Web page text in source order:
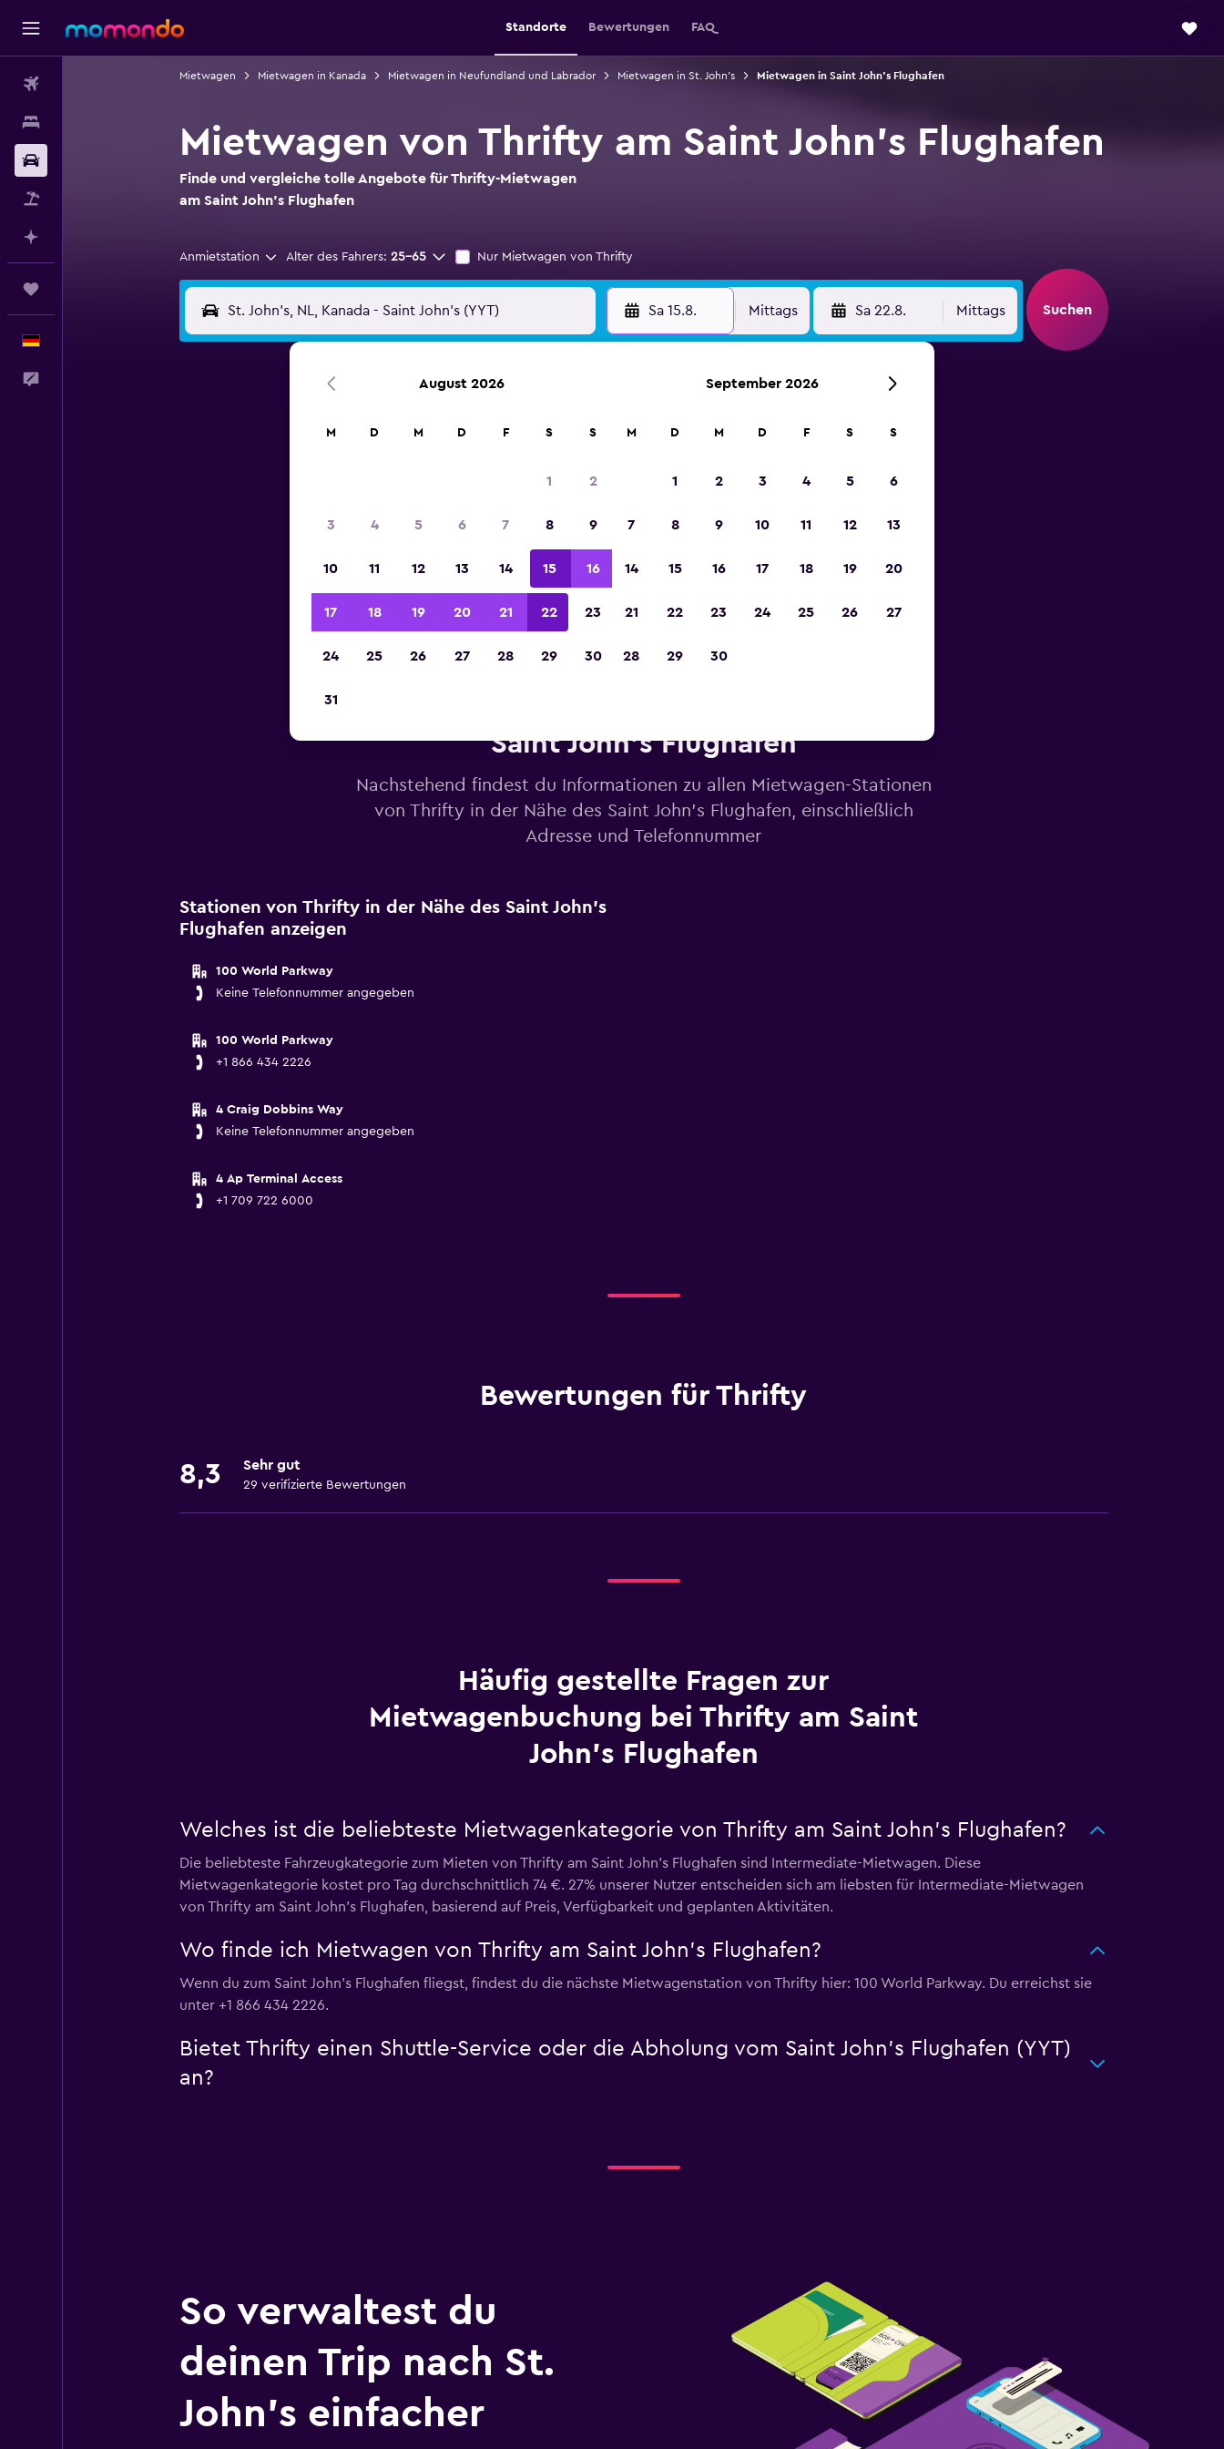
Standorte Bewertungen FAQ
Mietwagen Mietwagen in Kanada Mietwagen in Neufundland und Labrador Mietwagen in St. John’s Mietwagen in Saint John's Flughafen
Mietwagen von Thrifty am Saint John's Flughafen
Finde und vergleiche tolle Angebote für Thrifty-Mietwagen
am Saint John's Flughafen
Anmietstation Alter des Fahrers: 25-65 Nur Mietwagen von Thrifty
Sa 15.8. Mittags Sa 22.8. Mittags Suchen
Sieger 2023 gekürt
Saint John's Flughafen
Nachstehend findest du Informationen zu allen Mietwagen-Stationen
von Thrifty in der Nähe des Saint John's Flughafen, einschließlich
Adresse und Telefonnummer
Stationen von Thrifty in der Nähe des Saint John's
Flughafen anzeigen
100 World Parkway
Keine Telefonnummer angegeben
100 World Parkway
+1 866 434 2226
4 Craig Dobbins Way
Keine Telefonnummer angegeben
4 Ap Terminal Access
+1 709 722 6000
Bewertungen für Thrifty
8,3 Sehr gut
29 verifizierte Bewertungen
Häufig gestellte Fragen zur
Mietwagenbuchung bei Thrifty am Saint
John's Flughafen
Welches ist die beliebteste Mietwagenkategorie von Thrifty am Saint John's Flughafen?
Die beliebteste Fahrzeugkategorie zum Mieten von Thrifty am Saint John's Flughafen sind Intermediate-Mietwagen. Diese
Mietwagenkategorie kostet pro Tag durchschnittlich 74 €. 27% unserer Nutzer entscheiden sich am liebsten für Intermediate-Mietwagen
von Thrifty am Saint John's Flughafen, basierend auf Preis, Verfügbarkeit und geplanten Aktivitäten.
Wo finde ich Mietwagen von Thrifty am Saint John's Flughafen?
Wenn du zum Saint John's Flughafen fliegst, findest du die nächste Mietwagenstation von Thrifty hier: 100 World Parkway. Du erreichst sie
unter +1 866 434 2226.
Bietet Thrifty einen Shuttle-Service oder die Abholung vom Saint John's Flughafen (YYT)
an?
So verwaltest du
deinen Trip nach St.
John’s einfacher
August 2026
M D M D F S S
1 2
3 4 5 6 7 8 9
10 11 12 13 14 15 16
17 18 19 20 21 22 23
24 25 26 27 28 29 30
31
September 2026
M D M D F S S
1 2 3 4 5 6
7 8 9 10 11 12 13
14 15 16 17 18 19 20
21 22 23 24 25 26 27
28 29 30